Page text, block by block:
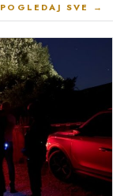
POGLEDAJ SVE →